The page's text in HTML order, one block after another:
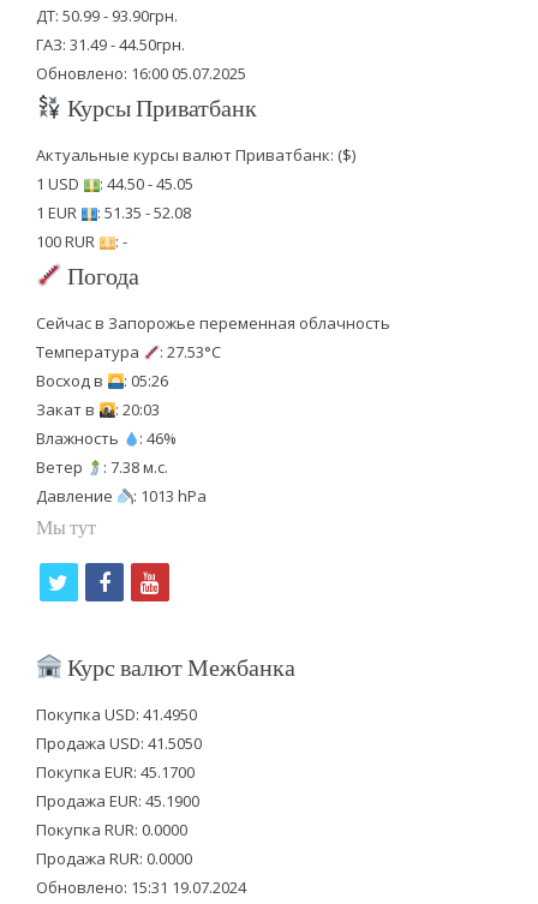
ДТ: 50.99 - 93.90грн.
ГАЗ: 31.49 - 44.50грн.
Обновлено: 16:00 05.07.2025
Курсы Приватбанк
Актуальные курсы валют Приватбанк: ($)
1 USD
: 44.50 - 45.05
1 EUR
: 51.35 - 52.08
100 RUR
: -
Погода
Сейчас в Запорожье переменная облачность
Температура
: 27.53°C
Восход в
: 05:26
Закат в
: 20:03
Влажность
: 46%
Ветер
: 7.38 м.с.
Давление
: 1013 hPa
Мы тут
i
t
e
r
f
c
b
o
o
k
y
u
u
b
e
Курс валют Межбанка
Покупка USD: 41.4950
Продажа USD: 41.5050
Покупка EUR: 45.1700
Продажа EUR: 45.1900
Покупка RUR: 0.0000
Продажа RUR: 0.0000
Обновлено: 15:31 19.07.2024